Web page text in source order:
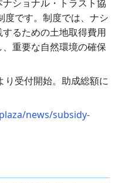
ショナル・トラスト協
度です。制度では、ナシ
るための土地取得費用
重要な自然環境の確保
り受付開始。助成総額に
news/subsidy-